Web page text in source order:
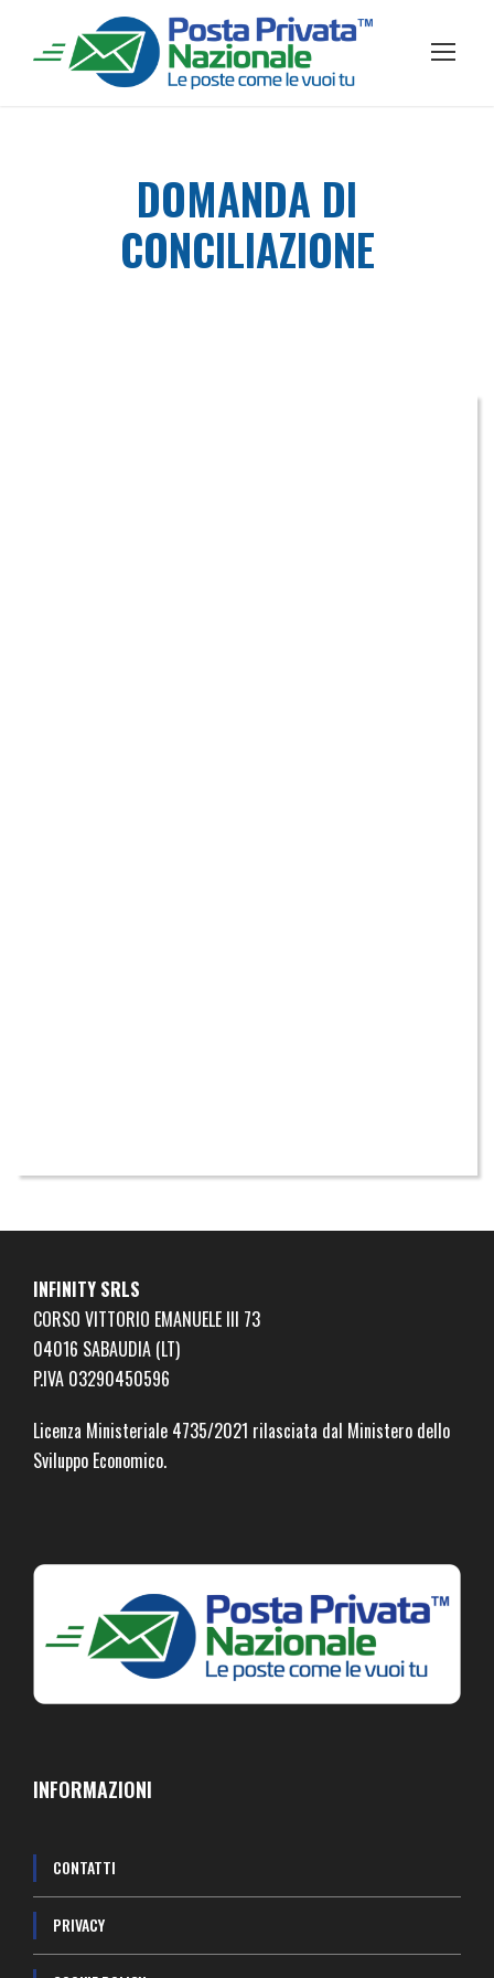
DOMANDA DI
CONCILIAZIONE
INFINITY SRLS
CORSO VITTORIO EMANUELE III 73
04016 SABAUDIA (LT)
P.IVA 03290450596
Licenza Ministeriale 4735/2021 rilasciata dal Ministero dello
Sviluppo Economico.
INFORMAZIONI
CONTATTI
PRIVACY